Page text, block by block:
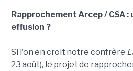
Rapprochement Arcep / CSA :
effusion ?
Si l'on en croit notre confrère
23 août), le projet de